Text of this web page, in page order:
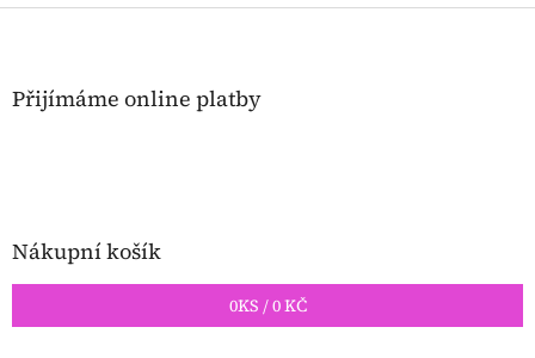
Z
Přijímáme online platby
Nákupní košík
0KS /0 KČ